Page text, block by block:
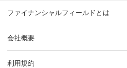
ファイナンシャルフィールドとは
会社概要
利用規約